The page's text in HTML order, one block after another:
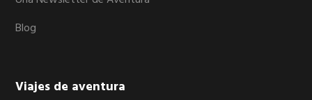
Blog
Viajes de aventura